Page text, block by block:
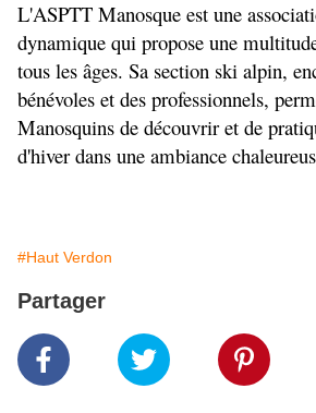
L'ASPTT Manosque est une
dynamique qui propose une
tous les âges. Sa section ski alpin,
bénévoles et des professionnels,
Manosquins de découvrir et de
d'hiver dans une ambiance
#Haut Verdon
Partager